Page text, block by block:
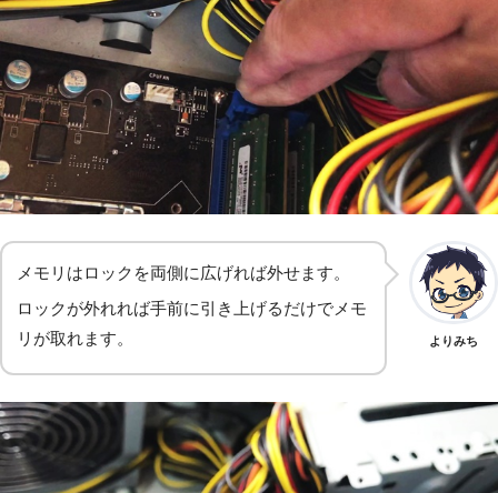
メモリはロックを両側に広げれば外せます。
ロックが外れれば手前に引き上げるだけでメモ
リが取れます。
よりみち